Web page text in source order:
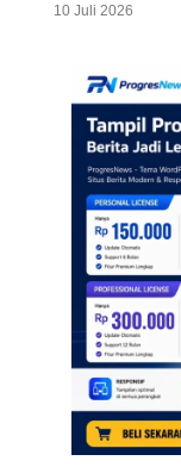
10 Juli 2026